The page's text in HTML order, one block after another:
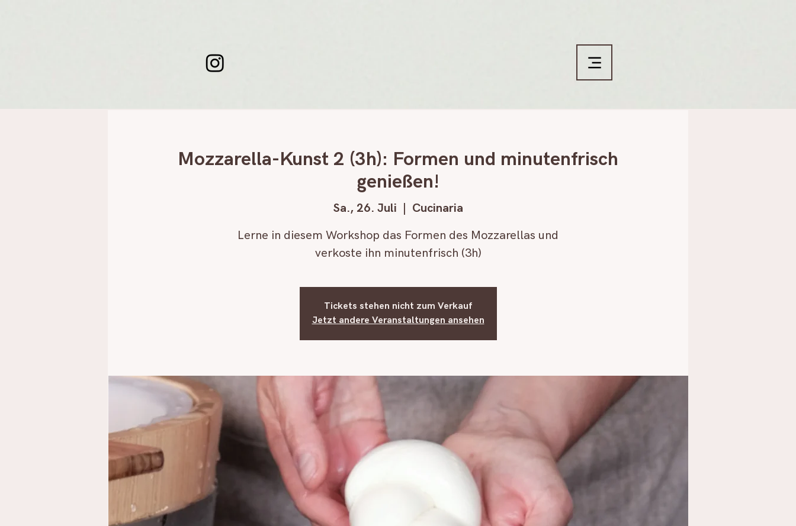
Mozzarella-Kunst 2 (3h): Formen und minutenfrisch
genießen!
Sa., 26. Juli
Cucinaria
Lerne in diesem Workshop das Formen des Mozzarellas und
verkoste ihn minutenfrisch (3h)
Tickets stehen nicht zum Verkauf
Jetzt andere Veranstaltungen ansehen